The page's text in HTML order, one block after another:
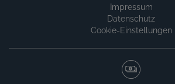
Impressum
Datenschutz
Cookie-Einstellungen